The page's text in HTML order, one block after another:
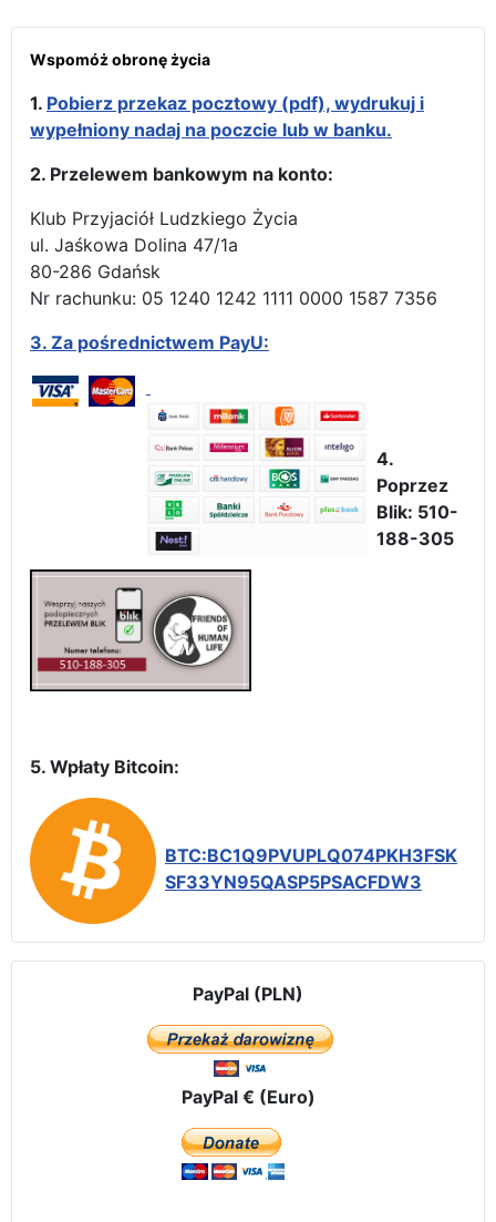
Wspomóż obronę życia
1. Pobierz przekaz pocztowy (pdf), wydrukuj i
wypełniony nadaj na poczcie lub w banku.
2. Przelewem bankowym na konto:
Klub Przyjaciół Ludzkiego Życia
ul. Jaśkowa Dolina 47/1a
80-286 Gdańsk
Nr rachunku: 05 1240 1242 1111 0000 1587 7356
3. Za pośrednictwem PayU:
4.
Poprzez
Blik: 510-
188-305
5. Wpłaty Bitcoin:
BTC:BC1Q9PVUPLQ074PKH3FSK
SF33YN95QASP5PSACFDW3
PayPal (PLN)
PayPal € (Euro)